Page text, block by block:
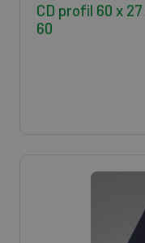
CD profil 60 x
60